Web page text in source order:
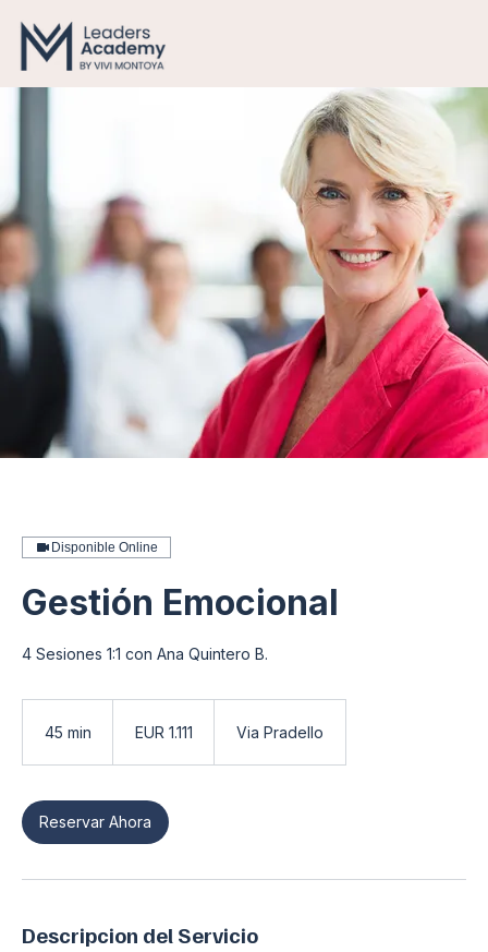
Disponible Online
Gestión Emocional
4 Sesiones 1:1 con Ana Quintero B.
45 min
i
EUR 1.111 Via Pradello
Reservar Ahora
Descripcion del Servicio